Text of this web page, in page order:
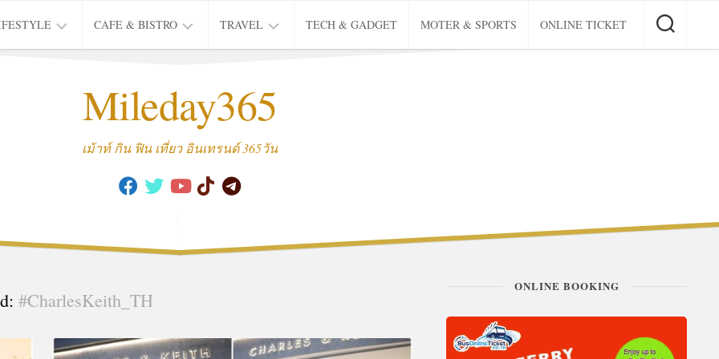
SERIES
CAFE & BISTRO
CAFE
TRAVEL
THAI
TRIP
TECH & GADGET MOTER & SPORTS ONLINE TICKET
Mileday365
เม้าท์ กิน ฟิน เที่ยว อินเทรนด์ 365วัน
#CharlesKeith_TH
ONLINE BOOKING